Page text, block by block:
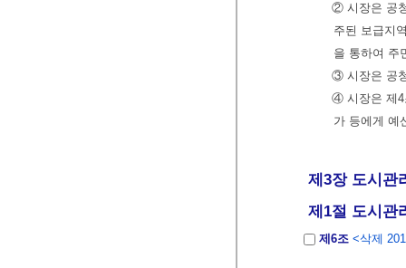
② 시장은 공
주된 보급지
을 통하여 주
③ 시장은 공
④ 시장은 제4
가 등에게 예
제3장 도시관
제1절 도시관
제6조 <삭제